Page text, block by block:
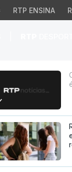
RTP ENSINA
é de